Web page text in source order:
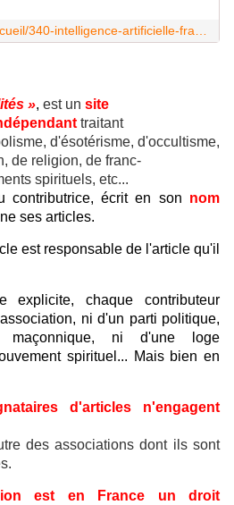
https://numerilivre.fr/fr/accueil/340-intelligence-artificielle-franc-maconnerie-la-pierre-et-la-puce-118.html
», est un site
traitant
d'ésotérisme, d'occultisme,
de religion, de franc-
spirituels, etc...
contributrice, écrit en son nom
ses articles.
est responsable de l'article qu'il
explicite, chaque contributeur
ni d'un parti politique,
maçonnique, ni d'une loge
spirituel... Mais bien en
d'articles n'engagent
des associations dont ils sont
est en France un droit